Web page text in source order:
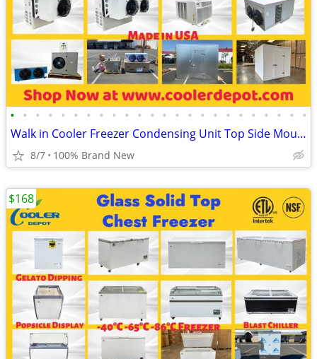
• • • • • • • • • • • • • • • • • • • • • • • •
Walk in Cooler Freezer Condensing Unit Top Side Mounted Refrigeration
8/7 100% Brand New
$168